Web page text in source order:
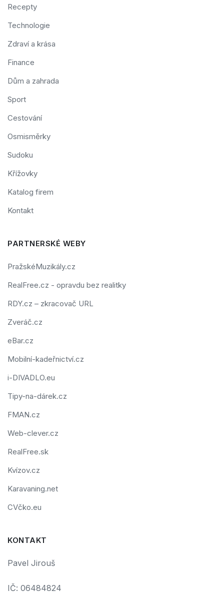
Recepty
Technologie
Zdraví a krása
Finance
Dům a zahrada
Sport
Cestování
Osmisměrky
Sudoku
Křížovky
Katalog firem
Kontakt
PARTNERSKÉ WEBY
PražskéMuzikály.cz
RealFree.cz - opravdu bez realitky
RDY.cz – zkracovač URL
Zveráč.cz
eBar.cz
Mobilní-kadeřnictví.cz
i-DIVADLO.eu
Tipy-na-dárek.cz
FMAN.cz
Web-clever.cz
RealFree.sk
Kvízov.cz
Karavaning.net
CVčko.eu
KONTAKT
Pavel Jirouš
IČ: 06484824